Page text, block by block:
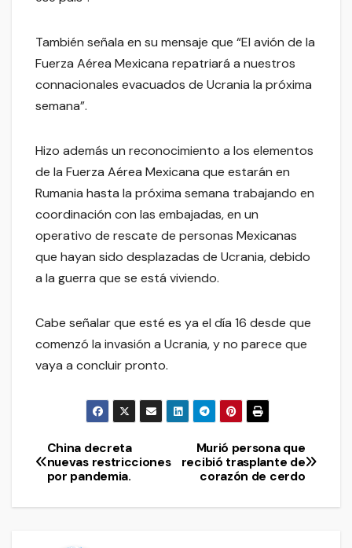
También señala en su mensaje que “El avión de la
Fuerza Aérea Mexicana repatriará a nuestros
connacionales evacuados de Ucrania la próxima
semana”.
Hizo además un reconocimiento a los elementos
de la Fuerza Aérea Mexicana que estarán en
Rumania hasta la próxima semana trabajando en
coordinación con las embajadas, en un
operativo de rescate de personas Mexicanas
que hayan sido desplazadas de Ucrania, debido
a la guerra que se está viviendo.
Cabe señalar que esté es ya el día 16 desde que
comenzó la invasión a Ucrania, y no parece que
vaya a concluir pronto.
Navegación
de
Murió persona que
recibió trasplante de
corazón de cerdo
China decreta
nuevas restricciones
por pandemia.